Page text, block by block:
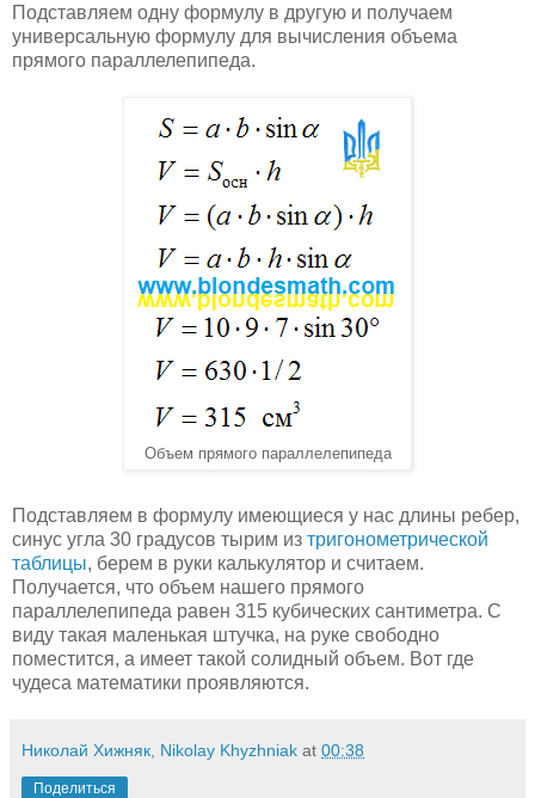
Подставляем одну формулу в другую и получаем
универсальную формулу для вычисления объема
прямого параллелепипеда.
Объем прямого параллелепипеда
Подставляем в формулу имеющиеся у нас длины ребер,
синус угла 30 градусов тырим из тригонометрической
таблицы, берем в руки калькулятор и считаем.
Получается, что объем нашего прямого
параллелепипеда равен 315 кубических сантиметра. С
виду такая маленькая штучка, на руке свободно
поместится, а имеет такой солидный объем. Вот где
чудеса математики проявляются.
Николай Хижняк, Nikolay Khyzhniak at 00:38
Поделиться